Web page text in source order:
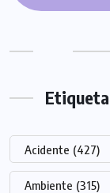
Acidente (427)
Ambiente (315)